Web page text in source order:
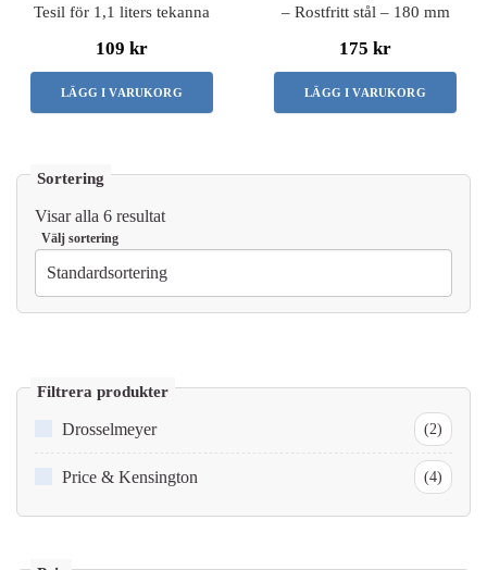
Tesil för 1,1 liters tekanna
109 kr
LÄGG I VARUKORG
– Rostfritt stål – 180 mm
175 kr
LÄGG I VARUKORG
Visar alla 6 resultat
Drosselmeyer (2)
Price & Kensington (4)